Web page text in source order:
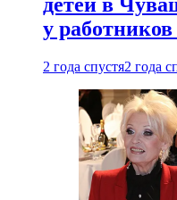
у
2 года спустя2 года